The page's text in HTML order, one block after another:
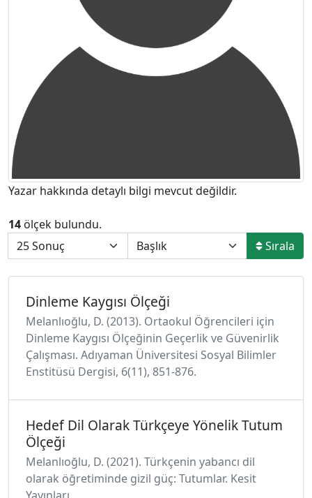
Yazar hakkında detaylı bilgi mevcut değildir.
14 ölçek bulundu.
Sırala
Dinleme Kaygısı Ölçeği
Melanlıoğlu, D. (2013). Ortaokul Öğrencileri için
Dinleme Kaygısı Ölçeğinin Geçerlik ve Güvenirlik
Çalışması. Adıyaman Üniversitesi Sosyal Bilimler
Enstitüsü Dergisi, 6(11), 851-876.
Hedef Dil Olarak Türkçeye Yönelik Tutum
Ölçeği
Melanlıoğlu, D. (2021). Türkçenin yabancı dil
olarak öğretiminde gizil güç: Tutumlar. Kesit